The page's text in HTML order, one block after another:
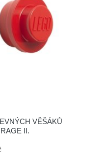
VĚŠÁKŮ
II.